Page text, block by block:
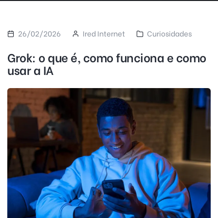
26/02/2026 Ired Internet Curiosidades
Grok: o que é, como funciona e como
usar a IA